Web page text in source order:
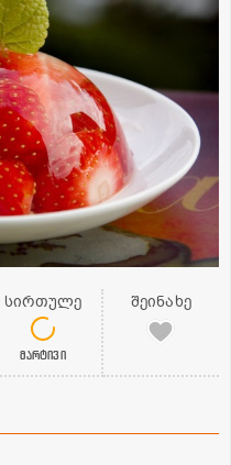
სირთულე
მარტივი
შეინახე